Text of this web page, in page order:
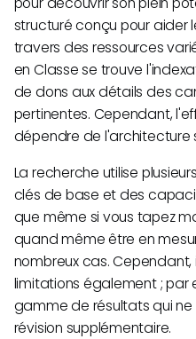
structuré conçu pour aider
travers des ressources
en Classe se trouve
de dons aux détails des
pertinentes. Cependant,
dépendre de
La recherche utilise
clés de base et des
que même si vous tapez
quand même être en
nombreux cas.
limitations également ; par
gamme de résultats qui ne
révision supplémentaire.